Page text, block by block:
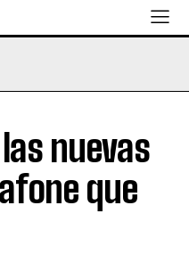
nuevas
que